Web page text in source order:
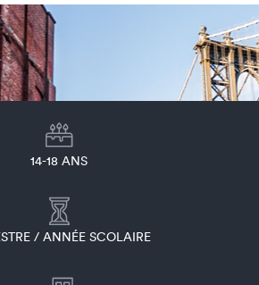
14-18 ANS
/ ANNÉE SCOLAIRE